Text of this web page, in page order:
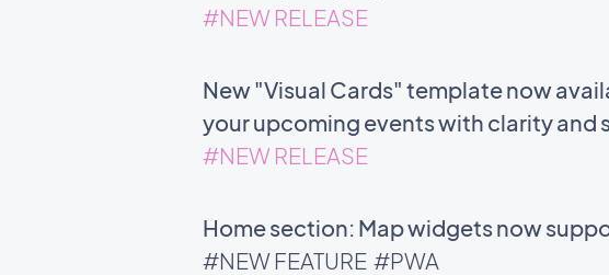
#NEW RELEASE
New "Visual Cards" template now
your upcoming events with clarity and
#NEW RELEASE
Home section: Map widgets now
#NEW FEATURE #PWA